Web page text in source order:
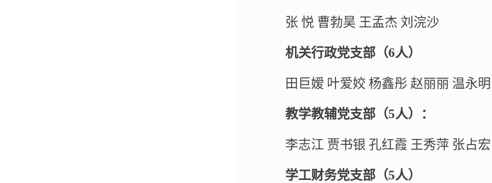
张 悦 曹勃昊 王孟杰 刘浣沙
机关行政党支部（6人）
田巨嫒 叶爱姣 杨鑫彤 赵丽丽 温永明
教学教辅党支部（5人）：
李志江 贾书银 孔红霞 王秀萍 张占宏
学工财务党支部（5人）